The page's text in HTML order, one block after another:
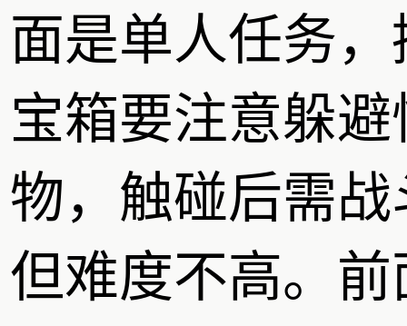
面是单人任务，
宝箱要注意躲避
物，触碰后需战
但难度不高。前